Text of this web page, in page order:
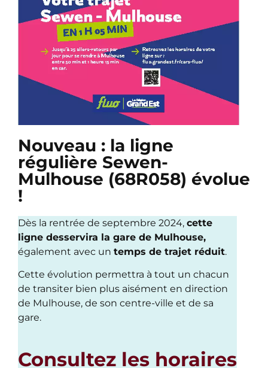
Nouveau : la ligne
régulière Sewen-
Mulhouse (68R058) évolue
!
Dès la rentrée de septembre 2024, cette
ligne desservira la gare de Mulhouse,
également avec un temps de trajet réduit.
Cette évolution permettra à tout un chacun
de transiter bien plus aisément en direction
de Mulhouse, de son centre-ville et de sa
gare.
Consultez les horaires